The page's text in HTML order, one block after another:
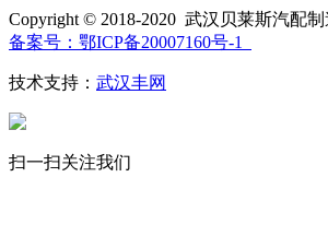
Copyright © 2018-2020 武汉贝莱斯汽配制
备案号：鄂ICP备20007160号-1
技术支持： 武汉丰网
扫一扫关注我们